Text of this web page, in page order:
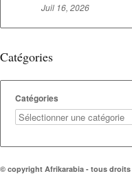
Juil 16, 2026
Catégories
Catégories
© copyright Afrikarabia - tous droits